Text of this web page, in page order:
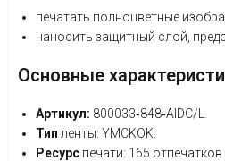
печатать полноцветные
наносить защитный слой,
Основные
Артикул: 800033‑848‑AIDC/L.
Тип ленты: YMCKOK.
Ресурс печати: 165 отпечатков